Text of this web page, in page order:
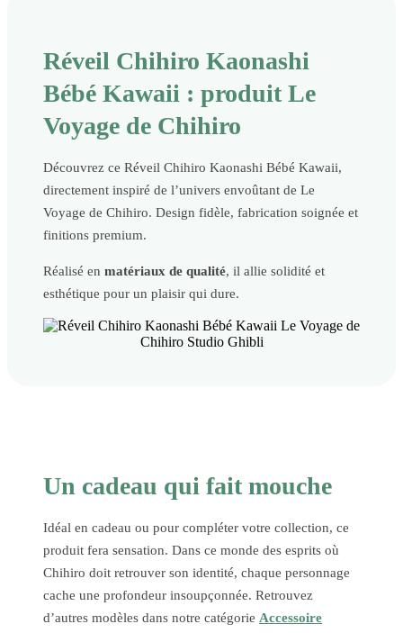
Réveil Chihiro Kaonashi
Bébé Kawaii : produit Le
Voyage de Chihiro
Découvrez ce Réveil Chihiro Kaonashi Bébé Kawaii,
directement inspiré de l’univers envoûtant de Le
Voyage de Chihiro. Design fidèle, fabrication soignée et
finitions premium.
Réalisé en matériaux de qualité, il allie solidité et
esthétique pour un plaisir qui dure.
Un cadeau qui fait mouche
Idéal en cadeau ou pour compléter votre collection, ce
produit fera sensation. Dans ce monde des esprits où
Chihiro doit retrouver son identité, chaque personnage
cache une profondeur insoupçonnée. Retrouvez
d’autres modèles dans notre catégorie Accessoire